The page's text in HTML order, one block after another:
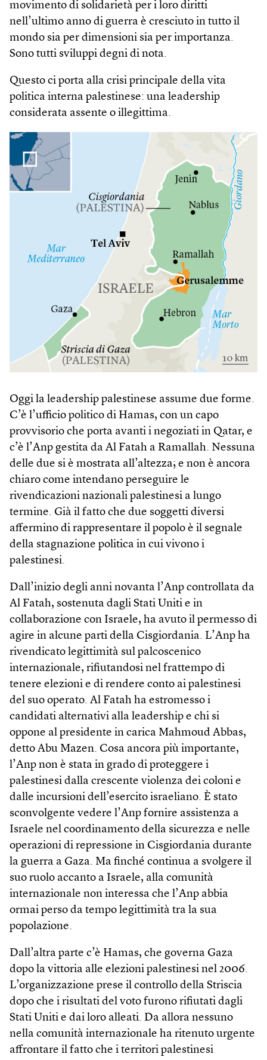
movimento di solidarietà per i loro diritti
nell’ultimo anno di guerra è cresciuto in tutto il
mondo sia per dimensioni sia per importanza.
Sono tutti sviluppi degni di nota.
Questo ci porta alla crisi principale della vita
politica interna palestinese: una lea­dership
considerata assente o illegittima.
Oggi la leadership palestinese assume due forme.
C’è l’ufficio politico di Hamas, con un capo
provvisorio che porta avanti i negoziati in Qatar, e
c’è l’Anp gestita da Al Fatah a Ramallah. Nessuna
delle due si è mostrata all’altezza; e non è ancora
chiaro come intendano perseguire le
rivendicazioni nazionali palestinesi a lungo
termine. Già il fatto che due soggetti diversi
affermino di rappresentare il popolo è il segnale
della stagnazione politica in cui vivono i
palestinesi.
Dall’inizio degli anni novanta l’Anp controllata da
Al Fatah, sostenuta dagli Stati Uniti e in
collaborazione con Israele, ha avuto il permesso di
agire in alcune parti della Cisgiordania. L’Anp ha
rivendicato legittimità sul palcoscenico
internazionale, rifiutandosi nel frattempo di
tenere elezioni e di rendere conto ai palestinesi
del suo operato. Al Fatah ha estromesso i
candidati alternativi alla leadership e chi si
oppone al presidente in carica Mahmoud Abbas,
detto Abu Mazen. Cosa ancora più importante,
l’Anp non è stata in grado di proteggere i
palestinesi dalla crescente violenza dei coloni e
dalle incursioni dell’esercito israeliano. È stato
sconvolgente vedere l’Anp fornire assistenza a
Israele nel coordinamento della sicurezza e nelle
operazioni di repressione in Cis­giordania durante
la guerra a Gaza. Ma finché continua a svolgere il
suo ruolo accanto a Israele, alla comunità
internazionale non interessa che l’Anp abbia
ormai perso da tempo legittimità tra la sua
popolazione.
Dall’altra parte c’è Hamas, che governa Gaza
dopo la vittoria alle elezioni palestinesi nel 2006.
L’organizzazione prese il controllo della Striscia
dopo che i risultati del voto furono rifiutati dagli
Stati Uniti e dai loro alleati. Da allora nessuno
nella comunità internazionale ha ritenuto urgente
affrontare il fatto che i territori palestinesi